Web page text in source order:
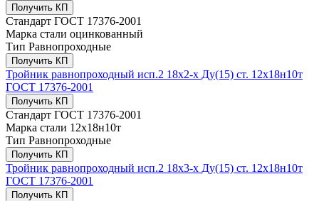
Получить КП
Стандарт ГОСТ 17376-2001
Марка стали оцинкованный
Тип Равнопроходные
Получить КП
Тройник равнопроходный исп.2 18х2-х Ду(15) ст. 12х18н10т
ГОСТ 17376-2001
Получить КП
Стандарт ГОСТ 17376-2001
Марка стали 12х18н10т
Тип Равнопроходные
Получить КП
Тройник равнопроходный исп.2 18х3-х Ду(15) ст. 12х18н10т
ГОСТ 17376-2001
Получить КП